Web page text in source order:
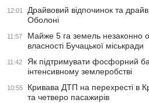
12:01
Драйвовий відпочинок та
Оболоні
11:57
Майже 5 га земель незаконно
власності Бучацької міськради
11:42
Як підтримувати фосфорний
інтенсивному землеробстві
10:55
Кривава ДТП на перехресті в
та четверо пасажирів